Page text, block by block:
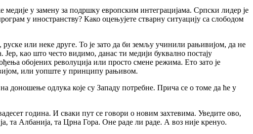
медије у замену за подршку европским интеграцијама. Српски лидер је
у иностранству? Како оцењујете стварну ситуацију са слободом
или неке друге. То је зато да би земљу учинили рањивијом, да не
као што често видимо, данас ти медији буквално постају
обојених револуција или просто смене режима. Ето зато је
или уопште у принципу рањивом.
доношење одлука које су Западу потребне. Прича се о томе да ће у
година. И сваки пут се говори о новим захтевима. Уведите ово,
та Албанија, та Црна Гора. Оне раде ли раде. А воз није кренуо.